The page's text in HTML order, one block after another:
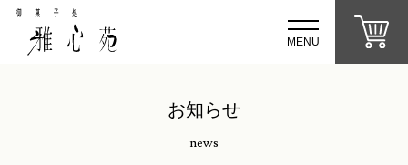
MENU
お知らせ
news